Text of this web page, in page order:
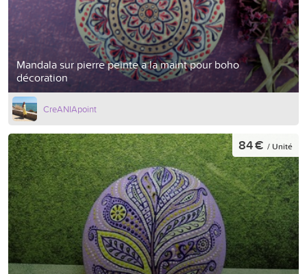
Mandala sur pierre peinte a la maint pour boho
décoration
CreANIApoint
84 € / Unité